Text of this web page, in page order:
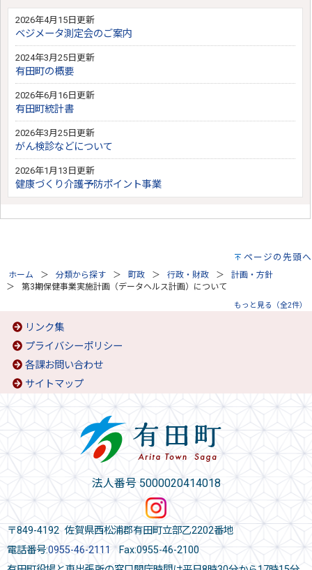
2026年4月15日更新
ベジメータ測定会のご案内
2024年3月25日更新
有田町の概要
2026年6月16日更新
有田町統計書
2026年3月25日更新
がん検診などについて
2026年1月13日更新
健康づくり介護予防ポイント事業
ページの先頭へ
ホーム 分類から探す 町政 行政・財政
計画・方針
第3期保健事業実施計画（データヘルス計画）について
もっと見る（全2件）
リンク集
プライバシーポリシー
各課お問い合わせ
サイトマップ
法人番号 5000020414018
〒849-4192 佐賀県西松浦郡有田町立部乙2202番地
電話番号:0955-46-2111 Fax:0955-46-2100